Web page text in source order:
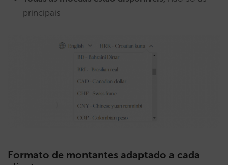
principais
Formato de montantes adaptado a cada